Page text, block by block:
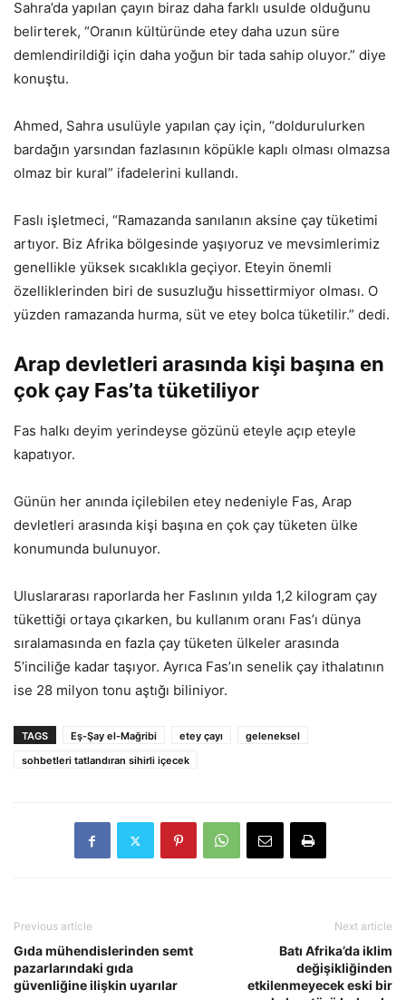
Sahra’da yapılan çayın biraz daha farklı usulde olduğunu
belirterek, “Oranın kültüründe etey daha uzun süre
demlendirildiği için daha yoğun bir tada sahip oluyor.” diye
konuştu.
Ahmed, Sahra usulüyle yapılan çay için, “doldurulurken
bardağın yarsından fazlasının köpükle kaplı olması olmazsa
olmaz bir kural” ifadelerini kullandı.
Faslı işletmeci, “Ramazanda sanılanın aksine çay tüketimi
artıyor. Biz Afrika bölgesinde yaşıyoruz ve mevsimlerimiz
genellikle yüksek sıcaklıkla geçiyor. Eteyin önemli
özelliklerinden biri de susuzluğu hissettirmiyor olması. O
yüzden ramazanda hurma, süt ve etey bolca tüketilir.” dedi.
Arap devletleri arasında kişi başına en
çok çay Fas’ta tüketiliyor
Fas halkı deyim yerindeyse gözünü eteyle açıp eteyle
kapatıyor.
Günün her anında içilebilen etey nedeniyle Fas, Arap
devletleri arasında kişi başına en çok çay tüketen ülke
konumunda bulunuyor.
Uluslararası raporlarda her Faslının yılda 1,2 kilogram çay
tükettiği ortaya çıkarken, bu kullanım oranı Fas’ı dünya
sıralamasında en fazla çay tüketen ülkeler arasında
5’inciliğe kadar taşıyor. Ayrıca Fas’ın senelik çay ithalatının
ise 28 milyon tonu aştığı biliniyor.
TAGS Eş-Şay el-Mağribi etey çayı
geleneksel
sohbetleri tatlandıran sihirli içecek
Previous article
Gıda mühendislerinden semt
pazarlarındaki gıda
güvenliğine ilişkin uyarılar
Next article
Batı Afrika’da iklim
değişikliğinden
etkilenmeyecek eski bir